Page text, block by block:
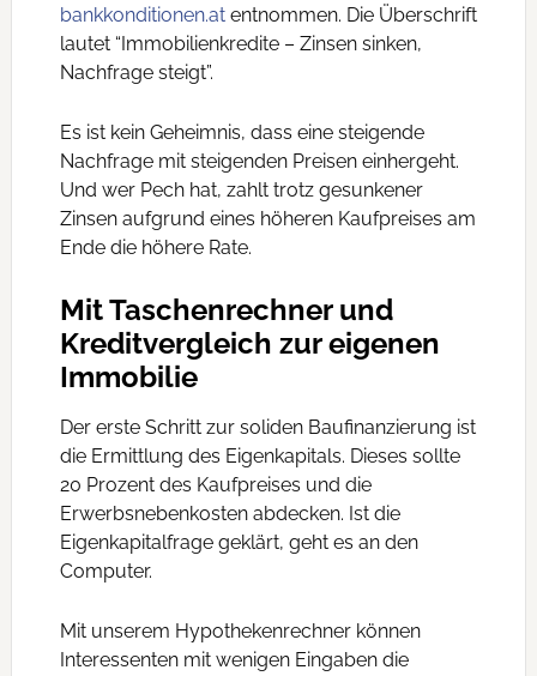
bankkonditionen.atentnommen. Die Überschrift
lautet “Immobilienkredite – Zinsen sinken,
Nachfrage steigt”.
Es ist kein Geheimnis, dass eine steigende
Nachfrage mit steigenden Preisen einhergeht.
Und wer Pech hat, zahlt trotz gesunkener
Zinsen aufgrund eines höheren Kaufpreises am
Ende die höhere Rate.
Mit Taschenrechner und
Kreditvergleich zur eigenen
Immobilie
Der erste Schritt zur soliden Baufinanzierung ist
die Ermittlung des Eigenkapitals. Dieses sollte
20 Prozent des Kaufpreises und die
Erwerbsnebenkosten abdecken. Ist die
Eigenkapitalfrage geklärt, geht es an den
Computer.
Mit unserem Hypothekenrechner können
Interessenten mit wenigen Eingaben die